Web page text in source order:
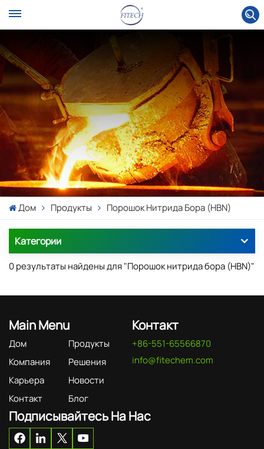
Дом Продукты Порошок Нитрида Бора (HBN)
Категории
0 результаты найдены для "Порошок нитрида бора (HBN)"
Main Menu
Дом
Продукты
Компания
Решения
Карьера
Новости
Контакт
Блог
Контакт
+86-551-65566870
info@fitechem.com
Подписывайтесь На Нас